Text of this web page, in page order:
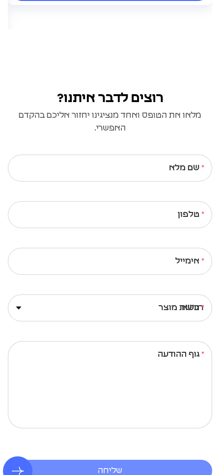
רוצים לדבר איתנו?
מלאו את הטופס ואחד מנציגינו יחזור אליכם בהקדם
האפשרי.
שם מלא
טלפון
אימייל
נושא
גוף ההודעה
שליחה